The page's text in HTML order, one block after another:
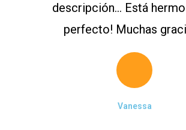
descripción... Está
perfecto! Muchas
Vanessa